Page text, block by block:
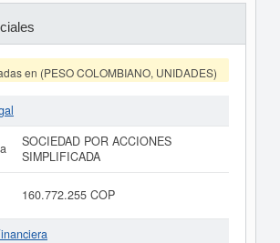
en (PESO COLOMBIANO, UNIDADES)
SOCIEDAD POR ACCIONES
SIMPLIFICADA
160.772.255 COP